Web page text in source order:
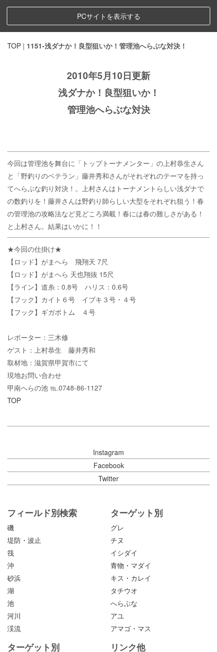
PCサイトを表示する
TOP | 1151-浅ダナか！良型狙いか！管理池へらぶな対決！
2010年5月10日更新
浅ダナか！良型狙いか！
管理池へらぶな対決
今回は管理池を舞台に「トップトーナメンター」の上村恭生さん
と「野釣りのベテラン」藤井秀和さんがそれぞれのテーマを持っ
てへらぶな釣り対決！。上村さんはトーナメントらしい浅ダナで
の数釣りを！藤井さんは野釣り師らしい大型をそれぞれ狙う！春
の管理池の攻略法など見どころ満載！春には春の難しさがある！
と上村さん。結果はいかに！！
★今回の仕掛け★
【ロッド】がまへら 飛翔天 7尺
【ロッド】がまへら 天也翔抜 15尺
【ライン】道糸：0.8号 ハリス：0.6号
【フック】カイト６号 イブキ３号・４号
【フック】ギガボトム ４号
レポーター：三木修
ゲスト：上村恭生 藤井秀和
取材地：滋賀県甲賀市にて
現地お問い合わせ
甲南へらの池 ℡.0748-86-1127
TOP
Instagram
Facebook
Twitter
フィールド別検索
磯
堤防・波止
筏
沖
砂浜
湖
池
河川
渓流
ターゲット別
グレ
チヌ
イシダイ
青物・マダイ
キス・カレイ
タチウオ
へらぶな
アユ
アマゴ・マス
ターゲット別 リンク他